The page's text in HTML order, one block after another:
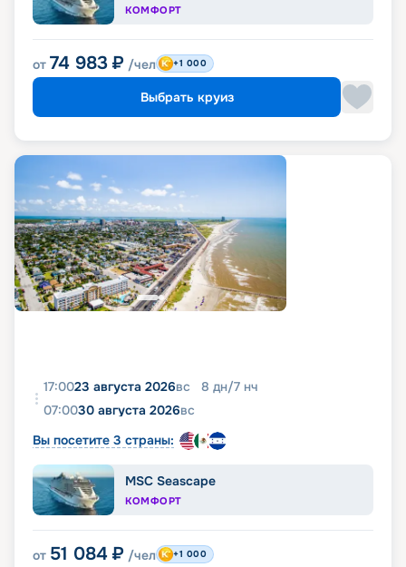
КОМФОРТ
от 74 983 ₽ /чел +1 000
Выбрать круиз
17:0023 августа 2026вс 8 дн/7 нч
07:0030 августа 2026вс
Вы посетите 3 страны:
MSC Seascape
КОМФОРТ
от 51 084 ₽ /чел +1 000